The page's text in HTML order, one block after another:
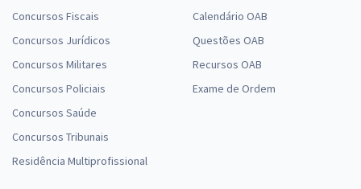
Concursos Fiscais
Concursos Jurídicos
Concursos Militares
Concursos Policiais
Concursos Saúde
Concursos Tribunais
Residência Multiprofissional
Calendário OAB
Questões OAB
Recursos OAB
Exame de Ordem